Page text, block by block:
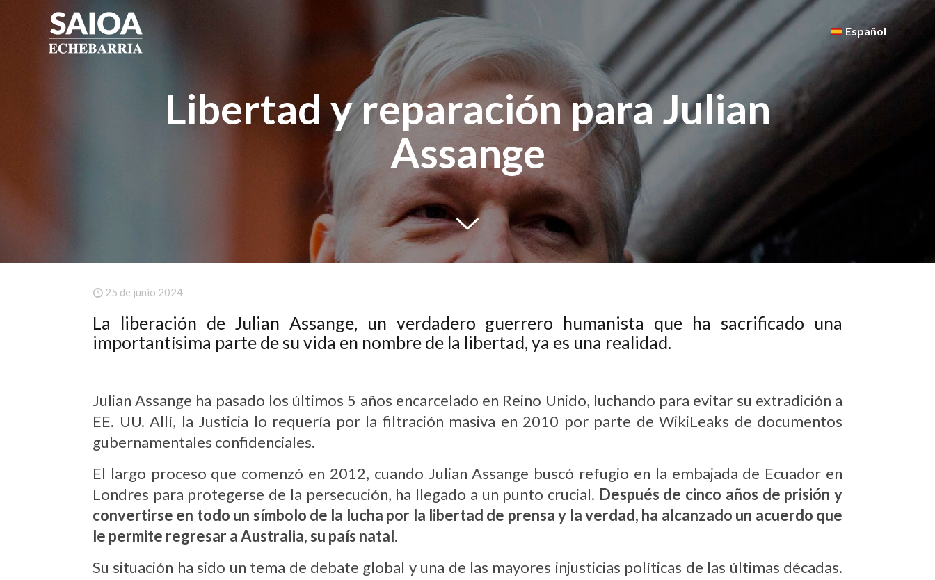
Español
Libertad y reparación para Julian
Assange
25 de junio 2024
La liberación de Julian Assange, un verdadero guerrero humanista que ha sacrificado una
importantísima parte de su vida en nombre de la libertad, ya es una realidad.
Julian Assange ha pasado los últimos 5 años encarcelado en Reino Unido, luchando para evitar su extradición a
EE. UU. Allí, la Justicia lo requería por la filtración masiva en 2010 por parte de WikiLeaks de documentos
gubernamentales confidenciales.
El largo proceso que comenzó en 2012, cuando Julian Assange buscó refugio en la embajada de Ecuador en
Londres para protegerse de la persecución, ha llegado a un punto crucial. Después de cinco años de prisión y
convertirse en todo un símbolo de la lucha por la libertad de prensa y la verdad, ha alcanzado un acuerdo que
le permite regresar a Australia, su país natal.
Su situación ha sido un tema de debate global y una de las mayores injusticias políticas de las últimas décadas.